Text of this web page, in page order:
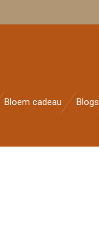
Bloem cadeau Blogs